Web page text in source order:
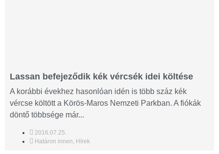
Lassan befejeződik kék vércsék idei költése
A korábbi évekhez hasonlóan idén is több száz kék
vércse költött a Körös-Maros Nemzeti Parkban. A fiókák
döntő többsége már...
2016.07.25.
Határon innen Hírek